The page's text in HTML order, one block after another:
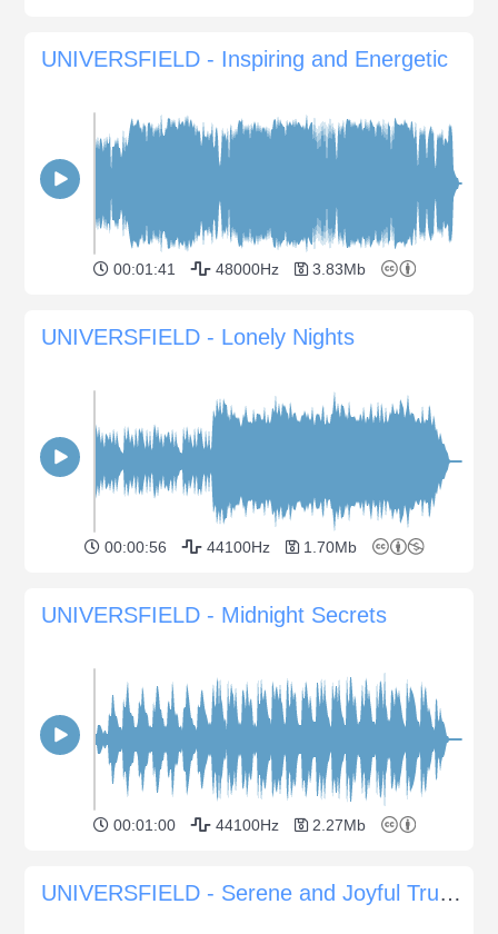
UNIVERSFIELD - Inspiring and Energetic
00:01:41 48000Hz 3.83Mb
UNIVERSFIELD - Lonely Nights
00:00:56 44100Hz 1.70Mb
UNIVERSFIELD - Midnight Secrets
00:01:00 44100Hz 2.27Mb
UNIVERSFIELD - Serene and Joyful Trumpet for Uplifting Moments